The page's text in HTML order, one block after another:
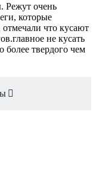
Режут очень
которые
что кусают
не кусать
более твердого чем